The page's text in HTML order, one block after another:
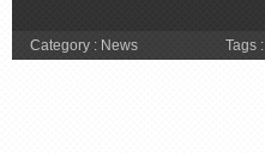
Category : News Tags :